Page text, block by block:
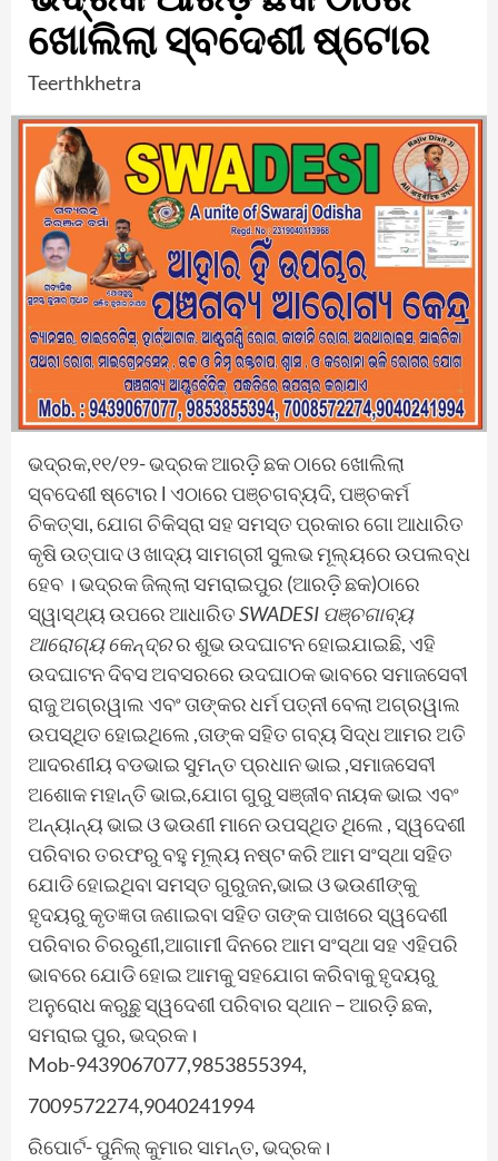
ଖୋଲିଲା ସ୍ବଦେଶୀ ଷ୍ଟୋର
Teerthkhetra
ଭଦ୍ରକ,୧୧/୧୨- ଭଦ୍ରକ ଆରଡ଼ି ଛକ ଠାରେ ଖୋଲିଲା
ସ୍ବଦେଶୀ ଷ୍ଟୋର l ଏଠାରେ ପଞ୍ଚଗବ୍ୟଦି, ପଞ୍ଚକର୍ମ
ଚିକତ୍ସା, ଯୋଗ ଚିକିସ୍ରା ସହ ସମସ୍ତ ପ୍ରକାର ଗୋ ଆଧାରିତ
କୃଷି ଉତ୍ପାଦ ଓ ଖାଦ୍ୟ ସାମଗ୍ରୀ ସୁଲଭ ମୂଲ୍ୟରେ ଉପଲବ୍ଧ
ହେବ । ଭଦ୍ରକ ଜିଲ୍ଲା ସମରାଇପୁର (ଆରଡ଼ି ଛକ)ଠାରେ
ସ୍ୱାସ୍ଥ୍ୟ ଉପରେ ଆଧାରିତSWADESI ପଞ୍ଚଗାବ୍ୟ
ଆରୋଗ୍ୟ କେନ୍ଦ୍ରର ଶୁଭ ଉଦଘାଟନ ହୋଇଯାଇଛି, ଏହି
ଉଦଘାଟନ ଦିବସ ଅବସରରେ ଉଦଘାଠକ ଭାବରେ ସମାଜସେବୀ
ରାଜୁ ଅଗ୍ରୱାଲ ଏବଂ ତାଙ୍କର ଧର୍ମ ପତ୍ନୀ ବେଲା ଅଗ୍ରୱାଲ
ଉପସ୍ଥିତ ହୋଇଥିଲେ ,ତାଙ୍କ ସହିତ ଗବ୍ୟ ସିଦ୍ଧ ଆମର ଅତି
ଆଦରଣୀୟ ବଡଭାଇ ସୁମନ୍ତ ପ୍ରଧାନ ଭାଇ ,ସମାଜସେବୀ
ଅଶୋକ ମହାନ୍ତି ଭାଇ,ଯୋଗ ଗୁରୁ ସଞ୍ଜୀବ ନାୟକ ଭାଇ ଏବଂ
ଅନ୍ୟାନ୍ୟ ଭାଇ ଓ ଭଉଣୀ ମାନେ ଉପସ୍ଥିତ ଥିଲେ , ସ୍ୱଦେଶୀ
ପରିବାର ତରଫରୁ ବହୁ ମୂଲ୍ୟ ନଷ୍ଟ କରି ଆମ ସଂସ୍ଥା ସହିତ
ଯୋଡି ହୋଇଥିବା ସମସ୍ତ ଗୁରୁଜନ,ଭାଇ ଓ ଭଉଣୀଙ୍କୁ
ହୃଦୟରୁ କୃତଜ୍ଞତା ଜଣାଇବା ସହିତ ତାଙ୍କ ପାଖରେ ସ୍ୱଦେଶୀ
ପରିବାର ଚିରରୁଣୀ,ଆଗାମୀ ଦିନରେ ଆମ ସଂସ୍ଥା ସହ ଏହିପରି
ଭାବରେ ଯୋଡି ହୋଇ ଆମକୁ ସହଯୋଗ କରିବାକୁ ହୃଦୟରୁ
ଅନୁରୋଧ କରୁଛୁ ସ୍ୱଦେଶୀ ପରିବାର ସ୍ଥାନ – ଆରଡ଼ି ଛକ,
ସମରାଇ ପୁର, ଭଦ୍ରକ।
Mob-9439067077,9853855394,
7009572274,9040241994
ରିପୋର୍ଟ- ପୁନିଲ୍ କୁମାର ସାମନ୍ତ, ଭଦ୍ରକ।